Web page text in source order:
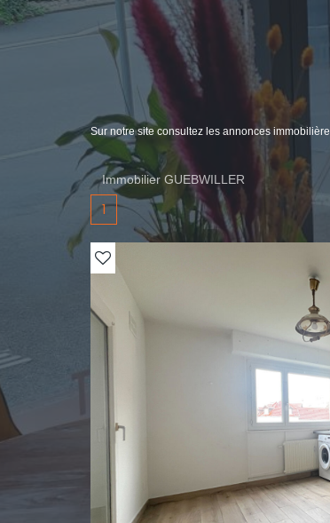
Sur notre site consultez les annonces
Immobilier GUEBWILLER
1